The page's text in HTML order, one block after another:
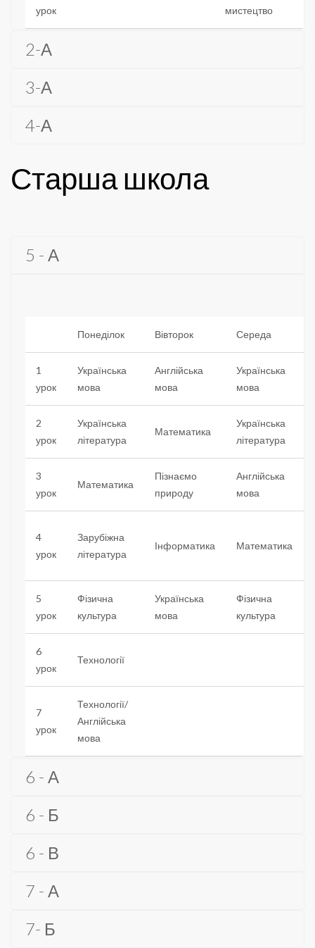
урок
мистецтво
2-А
3-А
4-А
Старша школа
5 - А
Понеділок Вівторок Середа
1
урок
Українська
мова
Англійська
мова
Українська
мова
2
урок
Українська
література
Математика
Українська
література
3
урок
Математика
Пізнаємо
природу
Англійська
мова
4
урок
Зарубіжна
література
Інформатика Математика
5
урок
Фізична
культура
Українська
мова
Фізична
культура
6
урок
Технології
7
урок
Технології/
Англійська
мова
6 - А
6 - Б
6 - В
7 - А
7- Б